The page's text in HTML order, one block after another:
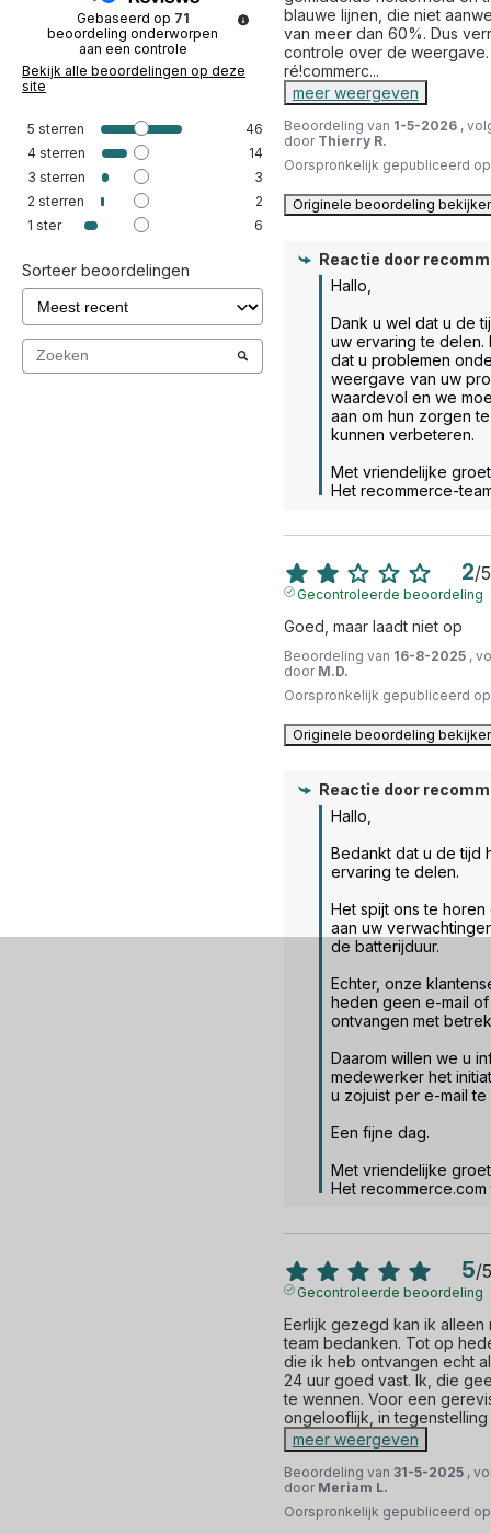
Gebaseerd op 71
beoordeling onderworpen
aan een controle
Bekijk alle beoordelingen op deze
site
5 sterren
46
4 sterren
14
3 sterren
3
2 sterren
2
1 ster 6
Sorteer beoordelingen
blauwe lijnen, die niet
van meer dan 60%. Dus
controle over de
ré!commerc...
meer weergeven
Beoordeling van 1-5-2026 ,
door Thierry R.
Oorspronkelijk gepubliceerd
Originele beoordeling
Reactie door
Hallo,
Dank u wel dat u de
uw ervaring te delen.
dat u problemen
weergave van uw
waardevol en we
aan om hun zorgen
kunnen verbeteren.
Met vriendelijke
Het recommerce-
2/5
Gecontroleerde beoordeling
Goed, maar laadt niet op
Beoordeling van 16-8-2025 ,
door M.D.
Oorspronkelijk gepubliceerd
Originele beoordeling
Reactie door
Hallo,
Bedankt dat u de tijd
ervaring te delen.
Het spijt ons te
aan uw
de batterijduur.
Echter, onze
heden geen e-mail
ontvangen met
Daarom willen we u
medewerker het
u zojuist per e-mail
Een fijne dag.
Met vriendelijke
Het recommerce.com
5/5
Gecontroleerde beoordeling
Eerlijk gezegd kan ik alleen
team bedanken. Tot op
die ik heb ontvangen echt
24 uur goed vast. Ik, die
te wennen. Voor een
ongelooflijk, in tegenstelling
meer weergeven
Beoordeling van 31-5-2025 ,
door Meriam L.
Oorspronkelijk gepubliceerd